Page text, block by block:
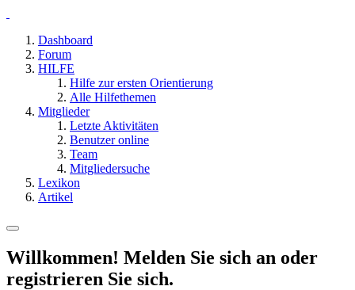
Dashboard
Forum
HILFE
Hilfe zur ersten Orientierung
Alle Hilfethemen
Mitglieder
Letzte Aktivitäten
Benutzer online
Team
Mitgliedersuche
Lexikon
Artikel
Willkommen! Melden Sie sich an oder
registrieren Sie sich.